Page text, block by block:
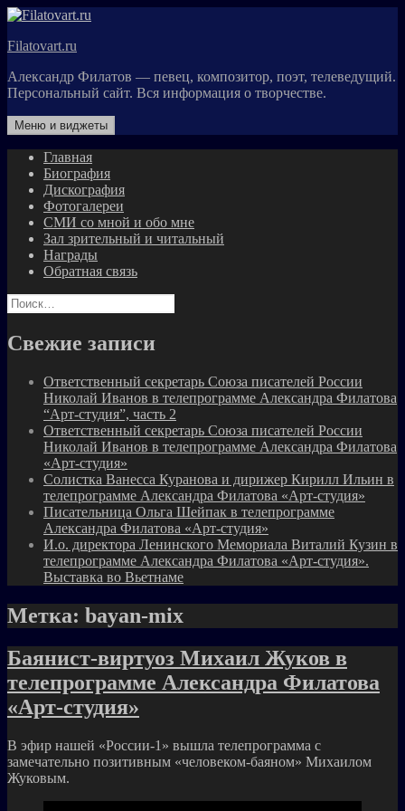
Перейти
содержимому
Filatovart.ru
Александр Филатов — певец, композитор, поэт, телеведущий.
Персональный сайт. Вся информация о творчестве.
Меню и виджеты
Главная
Биография
Дискография
Фотогалереи
СМИ со мной и обо мне
Зал зрительный и читальный
Награды
Обратная связь
Найти:
Свежие записи
Ответственный секретарь Союза писателей России
Николай Иванов в телепрограмме Александра Филатова
“Арт-студия”, часть 2
Ответственный секретарь Союза писателей России
Николай Иванов в телепрограмме Александра Филатова
«Арт-студия»
Солистка Ванесса Куранова и дирижер Кирилл Ильин в
телепрограмме Александра Филатова «Арт-студия»
Писательница Ольга Шейпак в телепрограмме
Александра Филатова «Арт-студия»
И.о. директора Ленинского Мемориала Виталий Кузин в
телепрограмме Александра Филатова «Арт-студия».
Выставка во Вьетнаме
Метка: bayan-mix
Баянист-виртуоз Михаил Жуков в
телепрограмме Александра Филатова
«Арт-студия»
В эфир нашей «России-1» вышла телепрограмма с
замечательно позитивным «человеком-баяном» Михаилом
Жуковым.